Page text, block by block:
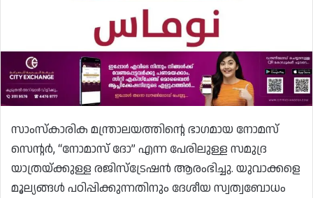
സാംസ്‌കാരിക മന്ത്രാലയത്തിൻ്റെ ഭാഗമായ നോമസ്
സെൻ്റർ, “നോമാസ് ദോ” എന്ന പേരിലുള്ള സമുദ്ര
യാത്രയ്ക്കുള്ള രജിസ്ട്രേഷൻ ആരംഭിച്ചു. യുവാക്കളെ
മൂല്യങ്ങൾ പഠിപ്പിക്കുന്നതിനും ദേശീയ സ്വത്വബോധം